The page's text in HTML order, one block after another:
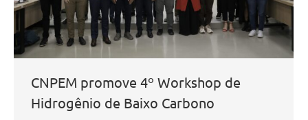
CNPEM promove 4º Workshop de
Hidrogênio de Baixo Carbono